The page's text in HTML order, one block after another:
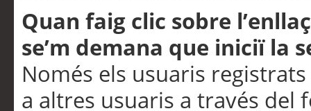
Quan faig clic sobre
se’m demana que iniciï la
Només els usuaris
a altres usuaris a través